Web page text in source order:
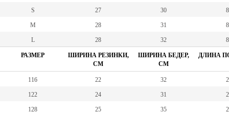
S 27 30
M 28 31
L 28 32
РАЗМЕР
ШИРИНА РЕЗИНКИ,
СМ
ШИРИНА БЕДЕР,
СМ
ДЛИНА
116 22 32
122 24 31
128 25 35